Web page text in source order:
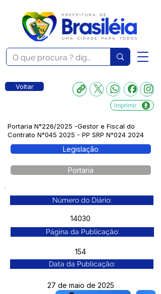
Voltar
Imprimir
Portaria N°226/2025 -Gestor e Fiscal do
Contrato N°045 2025 - PP SRP N°024 2024
Legislação
Portaria
Número do Diário:
14030
Página da Publicação:
154
Data da Publicação:
27 de maio de 2025